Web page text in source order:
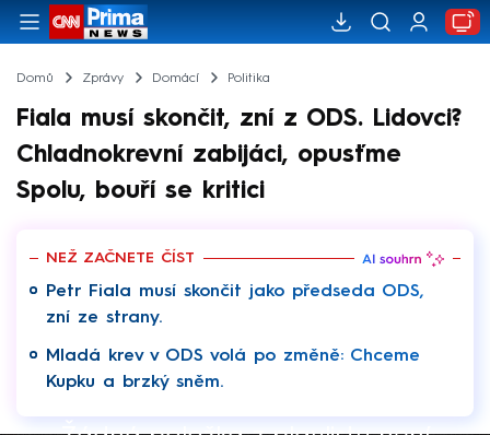
Domů Zprávy Domácí Politika
Fiala musí skončit, zní z ODS. Lidovci?
Chladnokrevní zabijáci, opusťme
Spolu, bouří se kritici
NEŽ ZAČNETE ČÍST
Petr Fiala musí skončit jako předseda ODS,
zní ze strany.
Mladá krev v ODS volá po změně: Chceme
Kupku a brzký sněm.